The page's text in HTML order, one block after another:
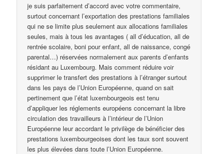
je suis parfaitement d’accord avec votre commentaire,
surtout concernant l’exportation des prestations familiales
qui ne se limite plus seulement aux allocations familiales
seules, mais à tous les avantages ( all d’éducation, all de
rentrée scolaire, boni pour enfant, all de naissance, congé
parental…) réservées normalement aux parents d’enfants
résidant au Luxembourg. Mais comment réduire voir
supprimer le transfert des prestations à l’étranger surtout
dans les pays de l’Union Européenne, quand on sait
pertinement que l’état luxembourgeois est tenu
d’appliquer les réglements européens concernant la libre
circulation des travailleurs à l’intérieur de l’Union
Européenne leur accordant le privilège de bénéficier des
prestations luxembourgeoises dont les taux sont souvent
les plus élevées dans toute l’Union Européenne.